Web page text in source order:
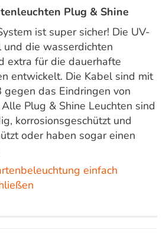
Plug & Shine
ist super sicher! Die UV-
die wasserdichten
extra für die dauerhafte
entwickelt. Die Kabel sind mit
gegen das Eindringen von
Plug & Shine Leuchten sind
korrosionsgeschützt und
oder haben sogar einen
einfach